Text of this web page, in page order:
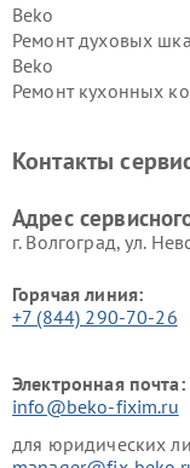
Beko
Ремонт духовых
Beko
Ремонт кухонных
Ремонт
Контакты
Адрес
г. Волгоград, ул.
Горячая линия:
+7 (844) 290-70-26
Электронная почта:
info@beko-fixim.ru
для юридических